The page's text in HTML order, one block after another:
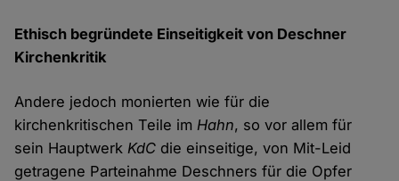
Ethisch begründete Einseitigkeit von Deschner
Kirchenkritik
Andere jedoch monierten wie für die
kirchenkritischen Teile imHahn, so vor allem für
sein HauptwerkKdC die einseitige, von Mit-Leid
getragene Parteinahme Deschners für die Opfer